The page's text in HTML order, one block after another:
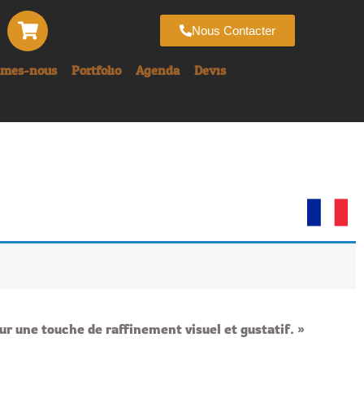
Nous Contacter
nous Portfolio Agenda Devis
une touche de raffinement visuel et gustatif. »